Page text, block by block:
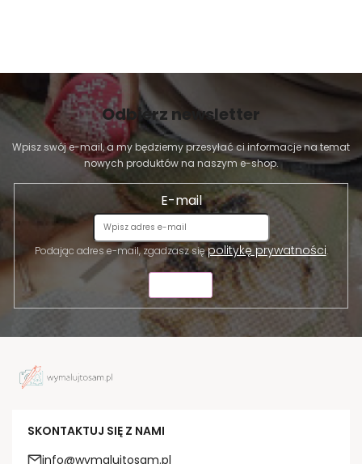
Odbierz newsletter
Wpisz swój e-mail, a my będziemy przesyłać ci informacje na temat
nowych produktów na naszym e-shop.
E-mail
Podając adres e-mail, zgadzasz siępolitykę prywatności.
SKONTAKTUJ SIĘ Z NAMI
info@wymalujtosam.pl